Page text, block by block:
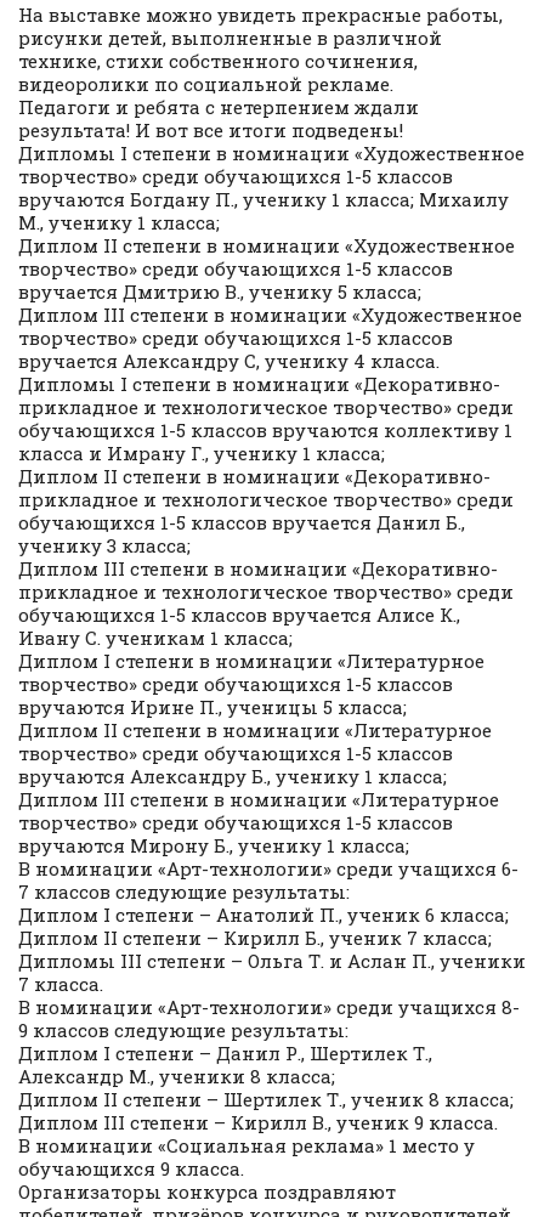
На выставке можно увидеть прекрасные работы,
рисунки детей, выполненные в различной
технике, стихи собственного сочинения,
видеоролики по социальной рекламе.
Педагоги и ребята с нетерпением ждали
результата! И вот все итоги подведены!
Дипломы I степени в номинации «Художественное
творчество» среди обучающихся 1-5 классов
вручаются Богдану П., ученику 1 класса; Михаилу
М., ученику 1 класса;
Диплом II степени в номинации «Художественное
творчество» среди обучающихся 1-5 классов
вручается Дмитрию В., ученику 5 класса;
Диплом III степени в номинации «Художественное
творчество» среди обучающихся 1-5 классов
вручается Александру С, ученику 4 класса.
Дипломы I степени в номинации «Декоративно-
прикладное и технологическое творчество» среди
обучающихся 1-5 классов вручаются коллективу 1
класса и Имрану Г., ученику 1 класса;
Диплом II степени в номинации «Декоративно-
прикладное и технологическое творчество» среди
обучающихся 1-5 классов вручается Данил Б.,
ученику 3 класса;
Диплом III степени в номинации «Декоративно-
прикладное и технологическое творчество» среди
обучающихся 1-5 классов вручается Алисе К.,
Ивану С. ученикам 1 класса;
Диплом I степени в номинации «Литературное
творчество» среди обучающихся 1-5 классов
вручаются Ирине П., ученицы 5 класса;
Диплом II степени в номинации «Литературное
творчество» среди обучающихся 1-5 классов
вручаются Александру Б., ученику 1 класса;
Диплом III степени в номинации «Литературное
творчество» среди обучающихся 1-5 классов
вручаются Мирону Б., ученику 1 класса;
В номинации «Арт-технологии» среди учащихся 6-
7 классов следующие результаты:
Диплом I степени – Анатолий П., ученик 6 класса;
Диплом II степени – Кирилл Б., ученик 7 класса;
Дипломы III степени – Ольга Т. и Аслан П., ученики
7 класса.
В номинации «Арт-технологии» среди учащихся 8-
9 классов следующие результаты:
Диплом I степени – Данил Р., Шертилек Т.,
Александр М., ученики 8 класса;
Диплом II степени – Шертилек Т., ученик 8 класса;
Диплом III степени – Кирилл В., ученик 9 класса.
В номинации «Социальная реклама» 1 место у
обучающихся 9 класса.
Организаторы конкурса поздравляют